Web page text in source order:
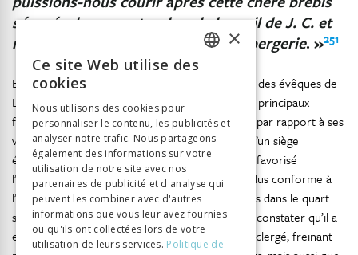
séparée, la rapporter dans le bercail de J. C. et
ne plus faire qu’un Pasteur et une bergerie. »251
En conclusion, nous relèverons que la présence des évêques de
Lausanne au cœur de la cité a constitué l’un des principaux
facteurs distinctifs de la République de Fribourg par rapport à ses
voisines de Lucerne et de Soleure. L’existence d’un siège
épiscopal, certes encore précaire et officieux, a favorisé
l’instauration d’une organisation ecclésiastique plus conforme à
l’idéal tridentin qu’elle ne l’a été nulle part ailleurs dans le quart
suisse du diocèse de Constance. Nous avons pu constater qu’il a
engendré un contrôle accru sur les fidèles et le clergé, freinant
ITALIAN
×
Ce site Web utilise des
cookies
Nous utilisons des cookies pour
personnaliser le contenu, les publicités et
analyser notre trafic. Nous partageons
également des informations sur votre
utilisation de notre site avec nos
partenaires de publicité et d'analyse qui
peuvent les combiner avec d'autres
informations que vous leur avez fournies
ou qu'ils ont collectées lors de votre
utilisation de leurs services. Politique de